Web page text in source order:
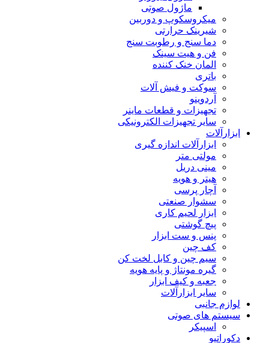
ماژول صوتی
میکروسکوپ و دوربین
شیرینک حرارتی
دما سنج و رطوبت سنج
فن و هیت سینک
المان خنک کننده
باتری
سوکت و فیش آلات
آردوینو
تجهیزات و قطعات ماینر
سایر تجهیزات الکترونیکی
ابزارآلات
ابزارآلات اندازه گیری
مولتی متر
مینی دریل
هیتر و هویه
آچار پرسی
سشوار صنعتی
ابزار لحیم کاری
پیچ گوشتی
پنس و ست ابزار
کف چین
سیم چین و کابل لخت کن
گیره مونتاژ و پایه هویه
جعبه و کیف ابزار
سایر ابزارآلات
لوازم جانبی
سیستم های صوتی
اسپیکر
دکوراتیو